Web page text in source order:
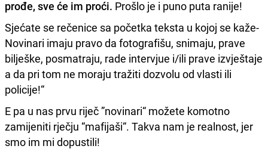
prođe, sve će im proći. Prošlo je i puno puta ranije!
Sjećate se rečenice sa početka teksta u kojoj se kaže-
Novinari imaju pravo da fotografišu, snimaju, prave
bilješke, posmatraju, rade intervjue i/ili prave izvještaje
a da pri tom ne moraju tražiti dozvolu od vlasti ili
policije!“
E pa u nas prvu riječ ”novinari“ možete komotno
zamijeniti rječju “mafijaši“. Takva nam je realnost, jer
smo im mi dopustili!